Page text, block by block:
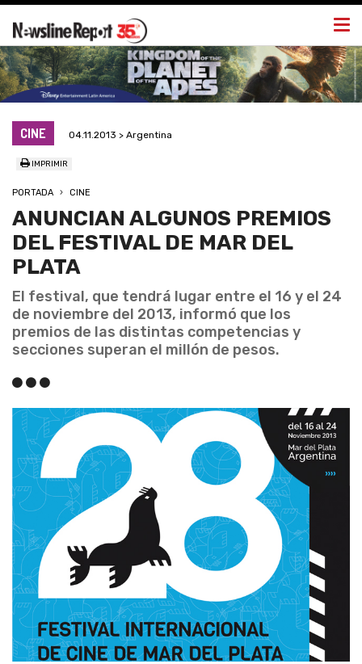
CINE 04.11.2013 > Argentina
IMPRIMIR
PORTADA CINE
ANUNCIAN ALGUNOS PREMIOS
DEL FESTIVAL DE MAR DEL
PLATA
El festival, que tendrá lugar entre el 16 y el 24
de noviembre del 2013, informó que los
premios de las distintas competencias y
secciones superan el millón de pesos.